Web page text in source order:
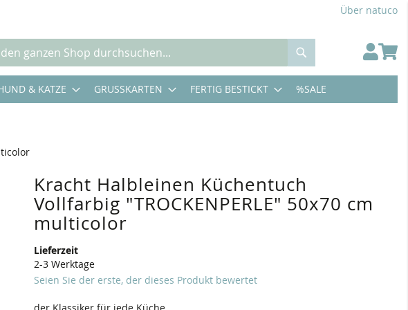
Über natuco
& KATZE GRUSSKARTEN FERTIG BESTICKT %SALE
Kracht Halbleinen Küchentuch
Vollfarbig "TROCKENPERLE" 50x70 cm
multicolor
Lieferzeit
2-3 Werktage
Seien Sie der erste, der dieses Produkt bewertet